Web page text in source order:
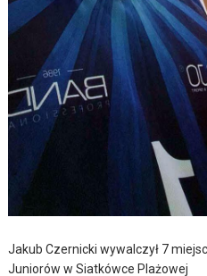
Jakub Czernicki wywalczył 7
Juniorów w Siatkówce Plażowej